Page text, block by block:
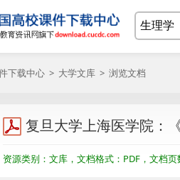
下载中心 > 大学文库 > 浏览文档
复旦大学上海医学院：
资源类别：文库，文档格式：PDF，文档